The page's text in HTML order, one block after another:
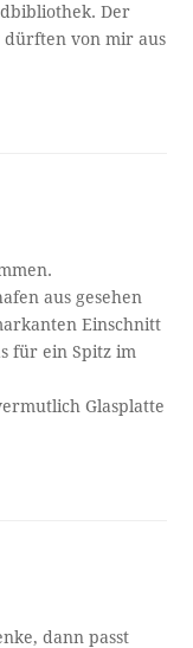
Der
dürften von mir aus
aus gesehen
Einschnitt
für ein Spitz im
Glasplatte
dann passt